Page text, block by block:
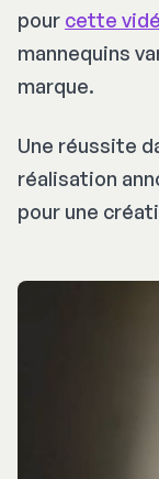
pour cette
mannequins
marque.
Une réussite
réalisation
pour une